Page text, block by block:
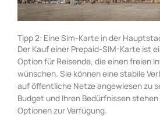
Tipp 2: Eine Sim-Karte in der
Der Kauf einer Prepaid-SIM-Karte ist
Option für Reisende, die einen freien
wünschen. Sie können eine stabile
auf öffentliche Netze angewiesen zu
Budget und Ihren Bedürfnissen
Optionen zur Verfügung.